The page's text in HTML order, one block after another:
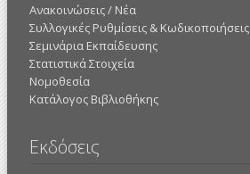
Ανακοινώσεις / Νέα
Συλλογικές Ρυθμίσεις & Κωδικοποιήσεις
Σεμινάρια Εκπαίδευσης
Στατιστικά Στοιχεία
Νομοθεσία
Κατάλογος Βιβλιοθήκης
Εκδόσεις